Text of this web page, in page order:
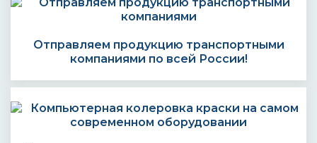
Отправляем продукцию транспортными
компаниями по всей России!